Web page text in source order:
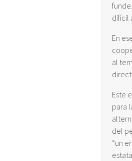
difícil
En
al
Este
para
del
“un